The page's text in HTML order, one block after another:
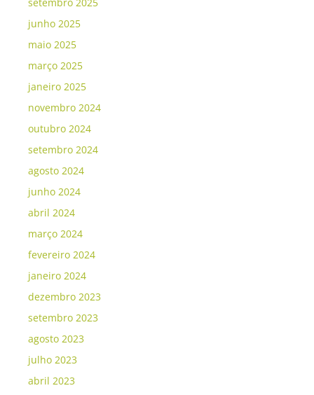
junho 2025
maio 2025
março 2025
janeiro 2025
novembro 2024
outubro 2024
setembro 2024
agosto 2024
junho 2024
abril 2024
março 2024
fevereiro 2024
janeiro 2024
dezembro 2023
setembro 2023
agosto 2023
julho 2023
abril 2023